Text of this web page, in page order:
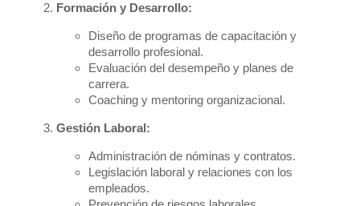
Formación y Desarrollo:
Diseño de programas de capacitación y
desarrollo profesional.
Evaluación del desempeño y planes de
carrera.
Coaching y mentoring organizacional.
Gestión Laboral:
Administración de nóminas y contratos.
Legislación laboral y relaciones con los
empleados.